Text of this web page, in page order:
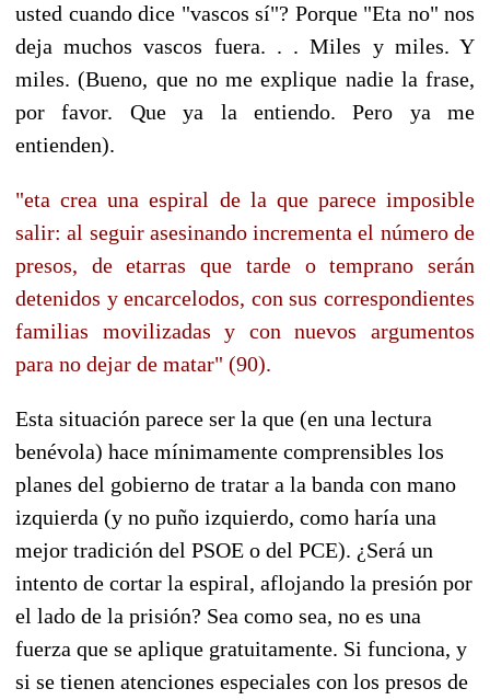
usted cuando dice "vascos sí"? Porque "Eta no" nos
deja muchos vascos fuera. . . Miles y miles. Y
miles. (Bueno, que no me explique nadie la frase,
por favor. Que ya la entiendo. Pero ya me
entienden).
"eta crea una espiral de la que parece imposible
salir: al seguir asesinando incrementa el número de
presos, de etarras que tarde o temprano serán
detenidos y encarcelodos, con sus correspondientes
familias movilizadas y con nuevos argumentos
para no dejar de matar" (90).
Esta situación parece ser la que (en una lectura
benévola) hace mínimamente comprensibles los
planes del gobierno de tratar a la banda con mano
izquierda (y no puño izquierdo, como haría una
mejor tradición del PSOE o del PCE). ¿Será un
intento de cortar la espiral, aflojando la presión por
el lado de la prisión? Sea como sea, no es una
fuerza que se aplique gratuitamente. Si funciona, y
si se tienen atenciones especiales con los presos de